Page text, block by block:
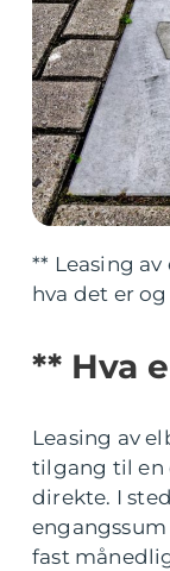
** Leasing
hva det er
** Hva
Leasing av
tilgang til en
direkte. I
fast